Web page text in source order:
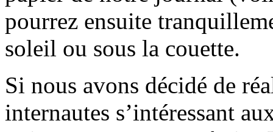
pourrez ensuite
soleil ou sous la couette.
Si nous avons décidé de
internautes s’intéressant